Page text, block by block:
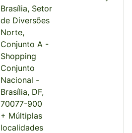
Brasília, Setor
de Diversões
Norte,
Conjunto A -
Shopping
Conjunto
Nacional -
Brasília, DF,
70077-900
+ Múltiplas
localidades